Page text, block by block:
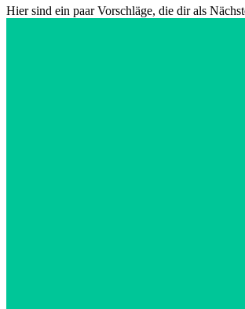
Hier sind ein paar Vorschläge, die dir als